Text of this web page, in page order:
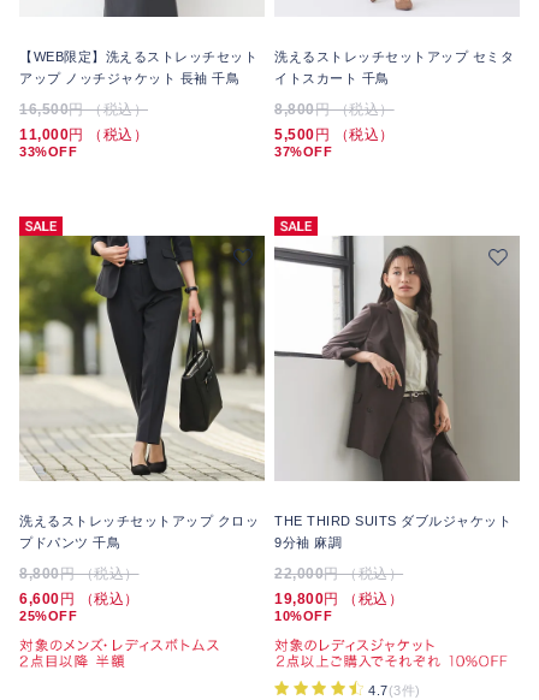
【WEB限定】洗えるストレッチセット
アップ ノッチジャケット 長袖 千鳥
16,500円 （税込）
11,000円 （税込）
33%OFF
洗えるストレッチセットアップ セミタ
イトスカート 千鳥
8,800円 （税込）
5,500 円 （税込）
37%OFF
洗えるストレッチセットアップ クロッ
プドパンツ 千鳥
8,800円 （税込）
6,600 円 （税込）
25%OFF
THE THIRD SUITS ダブルジャケット
9分袖 麻調
22,000円 （税込）
19,800円 （税込）
10%OFF
4.7(3件)